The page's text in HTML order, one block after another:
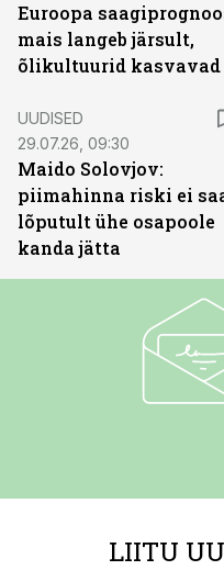
Euroopa
mais langeb järsult,
õlikultuurid kasvavad
UUDISED
29.07.26, 09:30
Maido Solovjov:
piimahinna riski ei
lõputult ühe osapoole
kanda jätta
LIITU